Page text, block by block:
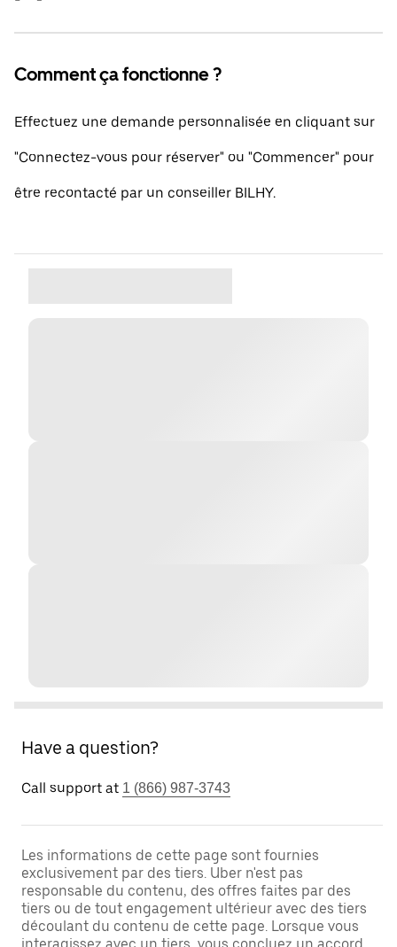
Comment ça fonctionne ?
Effectuez une demande personnalisée en cliquant sur
"Connectez-vous pour réserver" ou "Commencer" pour
être recontacté par un conseiller BILHY.
Have a question?
Call support at 1 (866) 987-3743
Les informations de cette page sont fournies
exclusivement par des tiers. Uber n'est pas
responsable du contenu, des offres faites par des
tiers ou de tout engagement ultérieur avec des tiers
découlant du contenu de cette page. Lorsque vous